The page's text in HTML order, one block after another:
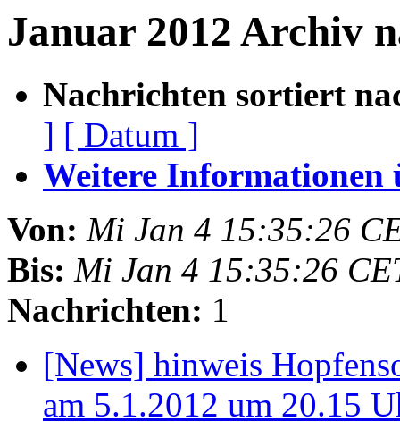
Januar 2012 Archiv
Nachrichten sortiert
] [ Datum ]
Weitere Informationen
Von: Mi Jan 4 15:35:26
Bis: Mi Jan 4 15:35:26
Nachrichten: 1
[News] hinweis
am 5.1.2012 um 20.15